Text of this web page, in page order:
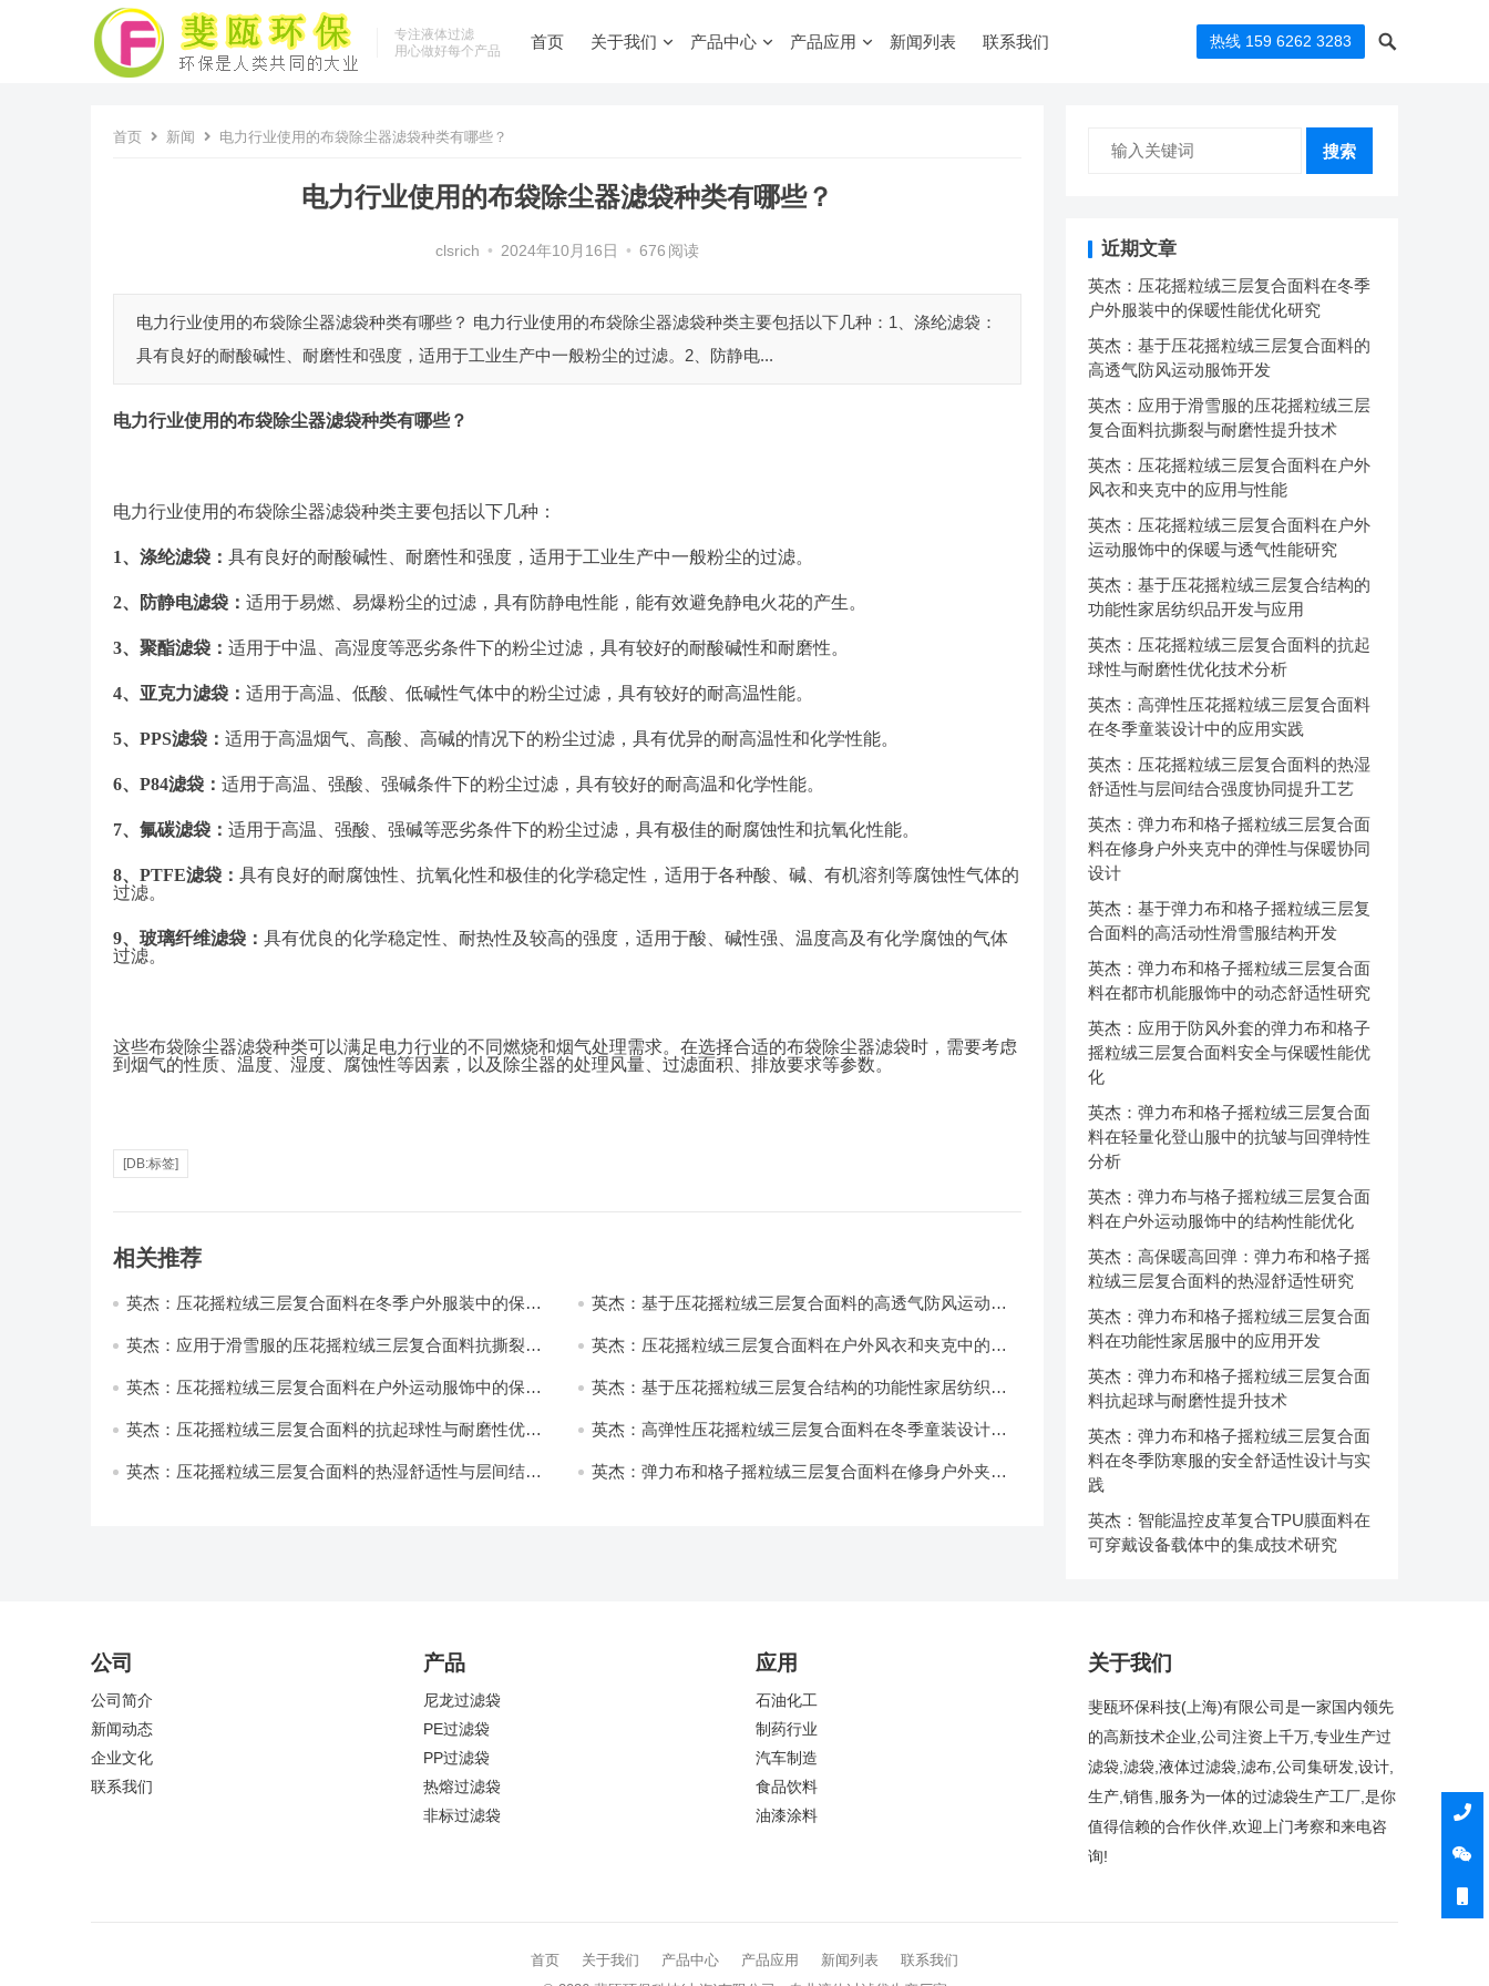
专注液体过滤
用心做好每个产品
首页 关于我们 产品中心 产品应用 新闻列表 联系我们 热线 159 6262 3283
首页 新闻 电力行业使用的布袋除尘器滤袋种类有哪些？
电力行业使用的布袋除尘器滤袋种类有哪些？
clsrich • 2024年10月16日 • 676 阅读
电力行业使用的布袋除尘器滤袋种类有哪些？ 电力行业使用的布袋除尘器滤袋种类主要包括以下几种：1、涤纶滤袋：
具有良好的耐酸碱性、耐磨性和强度，适用于工业生产中一般粉尘的过滤。2、防静电...
电力行业使用的布袋除尘器滤袋种类有哪些？
电力行业使用的布袋除尘器滤袋种类主要包括以下几种：
1、 涤纶滤袋： 具有良好的耐酸碱性、耐磨性和强度，适用于工业生产中一般粉尘的过滤。
2、 防静电滤袋： 适用于易燃、易爆粉尘的过滤，具有防静电性能，能有效避免静电火花的产生。
3、 聚酯滤袋： 适用于中温、高湿度等恶劣条件下的粉尘过滤，具有较好的耐酸碱性和耐磨性。
4、 亚克力滤袋： 适用于高温、低酸、低碱性气体中的粉尘过滤，具有较好的耐高温性能。
5、 PPS滤袋： 适用于高温烟气、高酸、高碱的情况下的粉尘过滤，具有优异的耐高温性和化学性能。
6、 P84滤袋： 适用于高温、强酸、强碱条件下的粉尘过滤，具有较好的耐高温和化学性能。
7、 氟碳滤袋： 适用于高温、强酸、强碱等恶劣条件下的粉尘过滤，具有极佳的耐腐蚀性和抗氧化性能。
8、 PTFE滤袋： 具有良好的耐腐蚀性、抗氧化性和极佳的化学稳定性，适用于各种酸、碱、有机溶剂等腐蚀性气体的
过滤。
9、 玻璃纤维滤袋： 具有优良的化学稳定性、耐热性及较高的强度，适用于酸、碱性强、温度高及有化学腐蚀的气体
过滤。
这些布袋除尘器滤袋种类可以满足电力行业的不同燃烧和烟气处理需求。在选择合适的布袋除尘器滤袋时，需要考虑
到烟气的性质、温度、湿度、腐蚀性等因素，以及除尘器的处理风量、过滤面积、排放要求等参数。
[DB:标签]
相关推荐
英杰：压花摇粒绒三层复合面料在冬季户外服装中的保暖
英杰：基于压花摇粒绒三层复合面料的高透气防风运动服
英杰：应用于滑雪服的压花摇粒绒三层复合面料抗撕裂与
英杰：压花摇粒绒三层复合面料在户外风衣和夹克中的应
英杰：压花摇粒绒三层复合面料在户外运动服饰中的保暖
英杰：基于压花摇粒绒三层复合结构的功能性家居纺织品
英杰：压花摇粒绒三层复合面料的抗起球性与耐磨性优化
英杰：高弹性压花摇粒绒三层复合面料在冬季童装设计中
英杰：压花摇粒绒三层复合面料的热湿舒适性与层间结合
英杰：弹力布和格子摇粒绒三层复合面料在修身户外夹克
搜索
近期文章
英杰：压花摇粒绒三层复合面料在冬季
户外服装中的保暖性能优化研究
英杰：基于压花摇粒绒三层复合面料的
高透气防风运动服饰开发
英杰：应用于滑雪服的压花摇粒绒三层
复合面料抗撕裂与耐磨性提升技术
英杰：压花摇粒绒三层复合面料在户外
风衣和夹克中的应用与性能
英杰：压花摇粒绒三层复合面料在户外
运动服饰中的保暖与透气性能研究
英杰：基于压花摇粒绒三层复合结构的
功能性家居纺织品开发与应用
英杰：压花摇粒绒三层复合面料的抗起
球性与耐磨性优化技术分析
英杰：高弹性压花摇粒绒三层复合面料
在冬季童装设计中的应用实践
英杰：压花摇粒绒三层复合面料的热湿
舒适性与层间结合强度协同提升工艺
英杰：弹力布和格子摇粒绒三层复合面
料在修身户外夹克中的弹性与保暖协同
设计
英杰：基于弹力布和格子摇粒绒三层复
合面料的高活动性滑雪服结构开发
英杰：弹力布和格子摇粒绒三层复合面
料在都市机能服饰中的动态舒适性研究
英杰：应用于防风外套的弹力布和格子
摇粒绒三层复合面料安全与保暖性能优
化
英杰：弹力布和格子摇粒绒三层复合面
料在轻量化登山服中的抗皱与回弹特性
分析
英杰：弹力布与格子摇粒绒三层复合面
料在户外运动服饰中的结构性能优化
英杰：高保暖高回弹：弹力布和格子摇
粒绒三层复合面料的热湿舒适性研究
英杰：弹力布和格子摇粒绒三层复合面
料在功能性家居服中的应用开发
英杰：弹力布和格子摇粒绒三层复合面
料抗起球与耐磨性提升技术
英杰：弹力布和格子摇粒绒三层复合面
料在冬季防寒服的安全舒适性设计与实
践
英杰：智能温控皮革复合TPU膜面料在
可穿戴设备载体中的集成技术研究
公司
公司简介
新闻动态
企业文化
联系我们
产品
尼龙过滤袋
PE过滤袋
PP过滤袋
热熔过滤袋
非标过滤袋
应用
石油化工
制药行业
汽车制造
食品饮料
油漆涂料
关于我们
斐瓯环保科技(上海)有限公司是一家国内领先
的高新技术企业,公司注资上千万,专业生产过
滤袋,滤袋,液体过滤袋,滤布,公司集研发,设计,
生产,销售,服务为一体的过滤袋生产工厂,是你
值得信赖的合作伙伴,欢迎上门考察和来电咨
询!
首页 关于我们 产品中心 产品应用 新闻列表
联系我们